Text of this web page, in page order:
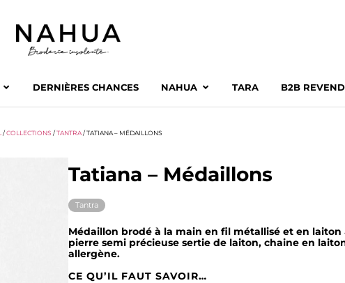
DERNIÈRES CHANCES NAHUA TARA B2B
/COLLECTIONS /TANTRA/ TATIANA – MÉDAILLONS
Tatiana – Médaillons
Tantra
Médaillon brodé à la main en fil métallisé et en laiton
pierre semi précieuse sertie de laiton, chaine en
allergène.
CE QU’IL FAUT SAVOIR…